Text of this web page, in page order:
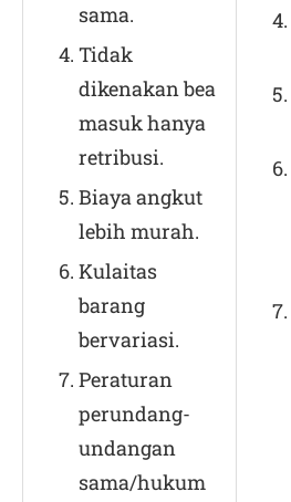
sama.
Tidak
dikenakan bea
masuk hanya
retribusi.
Biaya angkut
lebih murah.
Kulaitas
barang
bervariasi.
Peraturan
perundang-
undangan
sama/hukum